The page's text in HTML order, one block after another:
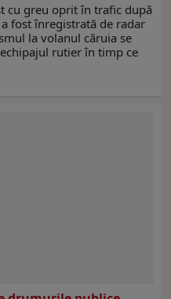
cu greu oprit în trafic după
fost înregistrată de radar
la volanul căruia se
rutier în timp ce